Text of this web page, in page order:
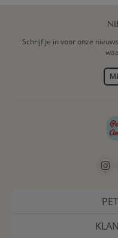
Schrijf je in voor onze